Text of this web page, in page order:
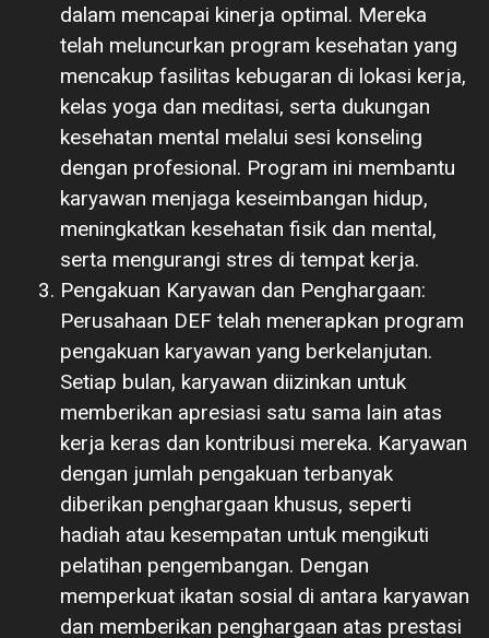
dalam mencapai kinerja optimal. Mereka
telah meluncurkan program kesehatan yang
mencakup fasilitas kebugaran di lokasi kerja,
kelas yoga dan meditasi, serta dukungan
kesehatan mental melalui sesi konseling
dengan profesional. Program ini membantu
karyawan menjaga keseimbangan hidup,
meningkatkan kesehatan fisik dan mental,
serta mengurangi stres di tempat kerja.
Pengakuan Karyawan dan Penghargaan:
Perusahaan DEF telah menerapkan program
pengakuan karyawan yang berkelanjutan.
Setiap bulan, karyawan diizinkan untuk
memberikan apresiasi satu sama lain atas
kerja keras dan kontribusi mereka. Karyawan
dengan jumlah pengakuan terbanyak
diberikan penghargaan khusus, seperti
hadiah atau kesempatan untuk mengikuti
pelatihan pengembangan. Dengan
memperkuat ikatan sosial di antara karyawan
dan memberikan penghargaan atas prestasi